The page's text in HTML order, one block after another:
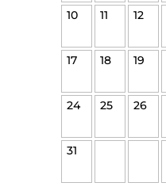
10 11 12
17 18 19
24 25 26
31